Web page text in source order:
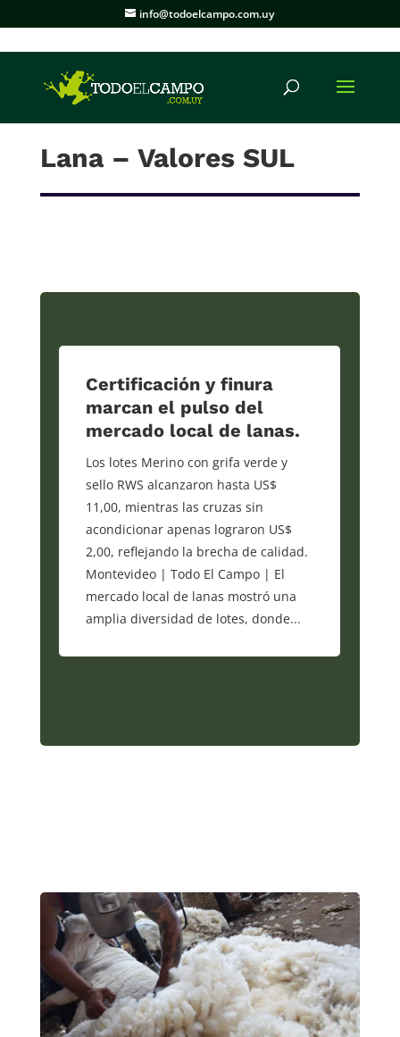
info@todoelcampo.com.uy
Lana – Valores SUL
Certificación y finura
marcan el pulso del
mercado local de lanas.
Los lotes Merino con grifa verde y
sello RWS alcanzaron hasta US$
11,00, mientras las cruzas sin
acondicionar apenas lograron US$
2,00, reflejando la brecha de calidad.
Montevideo | Todo El Campo | El
mercado local de lanas mostró una
amplia diversidad de lotes, donde...